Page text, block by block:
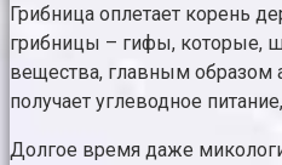
Грибница оплетает корень
грибницы – гифы, которые,
вещества, главным образом
получает углеводное
Долгое время даже